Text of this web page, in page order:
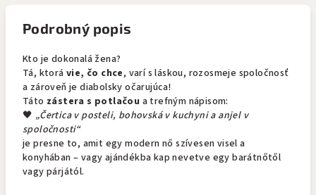
Podrobný popis
Kto je dokonalá žena?
Tá, ktorá vie, čo chce, varí s láskou, rozosmeje spoločnosť
a zároveň je diabolsky očarujúca!
Táto zástera s potlačou a trefným nápisom:
🖤 „Čertica v posteli, bohovská v kuchyni a anjel v
spoločnosti“
je presne to, amit egy modern nő szívesen visel a
konyhában – vagy ajándékba kap nevetve egy barátnőtől
vagy párjától.